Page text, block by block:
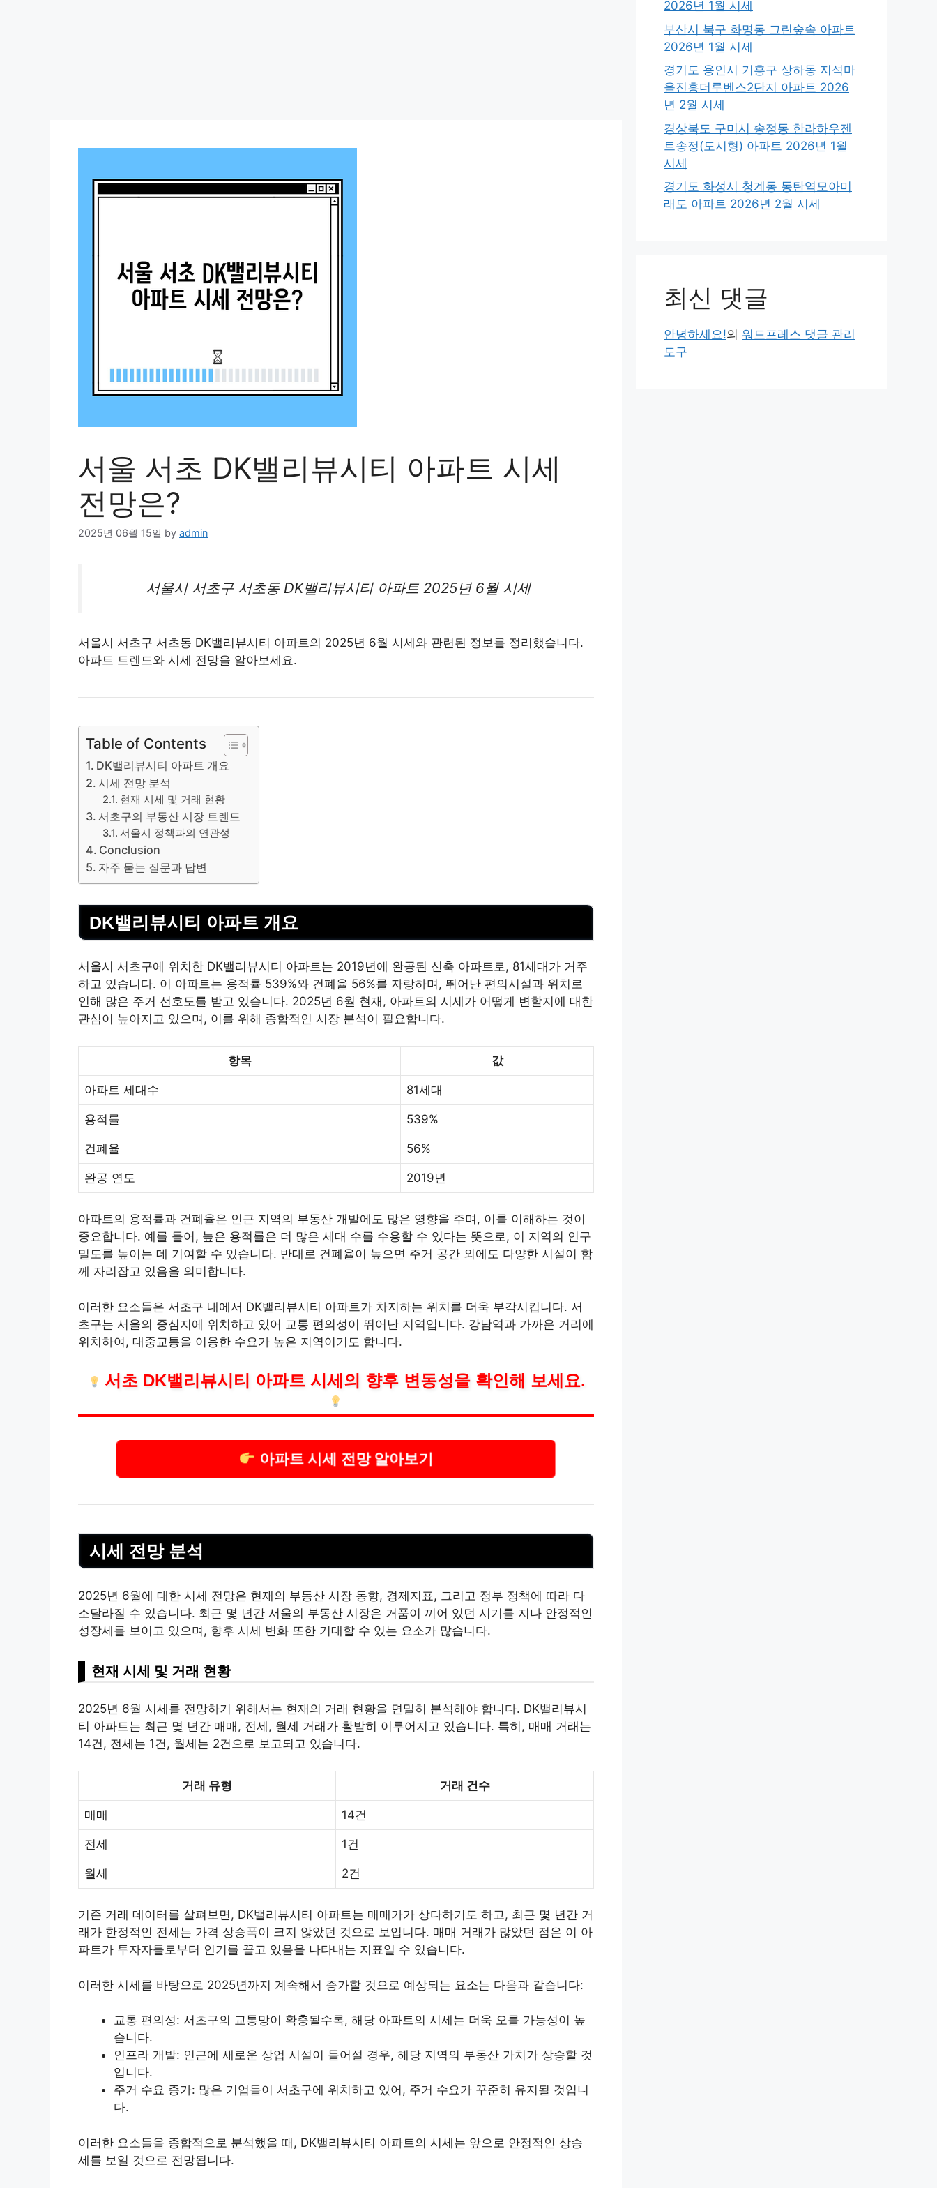
서울 서초 DK밸리뷰시티 아파트 시세
전망은?
2025년 06월 15일 by admin
서울시 서초구 서초동 DK밸리뷰시티 아파트2025년 6월 시세
서울시 서초구 서초동 DK밸리뷰시티 아파트의 2025년 6월 시세와 관련된 정보를 정리했습니다.
아파트 트렌드와 시세 전망을 알아보세요.
Table of Contents
DK밸리뷰시티 아파트 개요
시세 전망 분석
현재 시세 및 거래 현황
서초구의 부동산 시장 트렌드
서울시 정책과의 연관성
Conclusion
자주 묻는 질문과 답변
DK밸리뷰시티 아파트 개요
서울시 서초구에 위치한 DK밸리뷰시티 아파트는 2019년에 완공된 신축 아파트로, 81세대가 거주
하고 있습니다. 이 아파트는 용적률 539%와 건폐율 56%를 자랑하며, 뛰어난 편의시설과 위치로
인해 많은 주거 선호도를 받고 있습니다. 2025년 6월 현재, 아파트의 시세가 어떻게 변할지에 대한
관심이 높아지고 있으며, 이를 위해 종합적인 시장 분석이 필요합니다.
항목 값
아파트 세대수 81세대
용적률 539%
건폐율 56%
완공 연도 2019년
아파트의 용적률과 건폐율은 인근 지역의 부동산 개발에도 많은 영향을 주며, 이를 이해하는 것이
중요합니다. 예를 들어, 높은 용적률은 더 많은 세대 수를 수용할 수 있다는 뜻으로, 이 지역의 인구
밀도를 높이는 데 기여할 수 있습니다. 반대로 건폐율이 높으면 주거 공간 외에도 다양한 시설이 함
께 자리잡고 있음을 의미합니다.
이러한 요소들은 서초구 내에서 DK밸리뷰시티 아파트가 차지하는 위치를 더욱 부각시킵니다. 서
초구는 서울의 중심지에 위치하고 있어 교통 편의성이 뛰어난 지역입니다. 강남역과 가까운 거리에
위치하여, 대중교통을 이용한 수요가 높은 지역이기도 합니다.
서초 DK밸리뷰시티 아파트 시세의 향후 변동성을 확인해 보세요.
아파트 시세 전망 알아보기
시세 전망 분석
2025년 6월에 대한 시세 전망은 현재의 부동산 시장 동향, 경제지표, 그리고 정부 정책에 따라 다
소달라질 수 있습니다. 최근 몇 년간 서울의 부동산 시장은 거품이 끼어 있던 시기를 지나 안정적인
성장세를 보이고 있으며, 향후 시세 변화 또한 기대할 수 있는 요소가 많습니다.
현재 시세 및 거래 현황
2025년 6월 시세를 전망하기 위해서는 현재의 거래 현황을 면밀히 분석해야 합니다. DK밸리뷰시
티 아파트는 최근 몇 년간 매매, 전세, 월세 거래가 활발히 이루어지고 있습니다. 특히, 매매 거래는
14건, 전세는 1건, 월세는 2건으로 보고되고 있습니다.
거래 유형 거래 건수
매매 14건
전세 1건
월세 2건
기존 거래 데이터를 살펴보면, DK밸리뷰시티 아파트는 매매가가 상다하기도 하고, 최근 몇 년간 거
래가 한정적인 전세는 가격 상승폭이 크지 않았던 것으로 보입니다. 매매 거래가 많았던 점은 이 아
파트가 투자자들로부터 인기를 끌고 있음을 나타내는 지표일 수 있습니다.
이러한 시세를 바탕으로 2025년까지 계속해서 증가할 것으로 예상되는 요소는 다음과 같습니다:
교통 편의성: 서초구의 교통망이 확충될수록, 해당 아파트의 시세는 더욱 오를 가능성이 높
습니다.
인프라 개발: 인근에 새로운 상업 시설이 들어설 경우, 해당 지역의 부동산 가치가 상승할 것
입니다.
주거 수요 증가: 많은 기업들이 서초구에 위치하고 있어, 주거 수요가 꾸준히 유지될 것입니
다.
이러한 요소들을 종합적으로 분석했을 때, DK밸리뷰시티 아파트의 시세는 앞으로 안정적인 상승
세를 보일 것으로 전망됩니다.
2026년 1월 시세
부산시 북구 화명동 그린숲속 아파트
2026년 1월 시세
경기도 용인시 기흥구 상하동 지석마
을진흥더루벤스2단지 아파트 2026
년 2월 시세
경상북도 구미시 송정동 한라하우젠
트송정(도시형) 아파트 2026년 1월
시세
경기도 화성시 청계동 동탄역모아미
래도 아파트 2026년 2월 시세
최신 댓글
안녕하세요!의 워드프레스 댓글 관리
도구